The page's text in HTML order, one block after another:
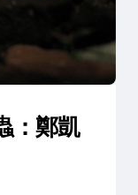
：鄭凱